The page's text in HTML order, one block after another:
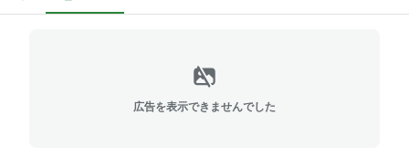
広告を表示できませんでした